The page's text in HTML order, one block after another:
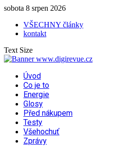
sobota 8 srpen 2026
VŠECHNY články
kontakt
Text Size
Úvod
Co je to
Energie
Glosy
Před nákupem
Testy
Všehochuť
Zprávy